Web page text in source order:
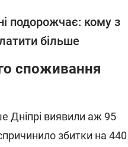
подорожчає: кому з
більше
споживання
Дніпрі виявили аж 95
збитки на 440